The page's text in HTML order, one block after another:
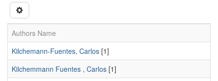
Authors Name
Kilchemann-Fuentes, Carlos [1]
Kilchemmann Fuentes , Carlos [1]